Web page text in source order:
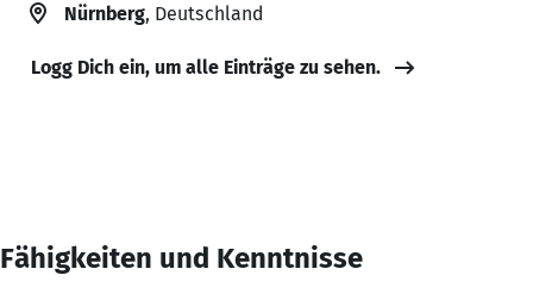
Nürnberg, Deutschland
Logg Dich ein, um alle Einträge zu sehen.
Fähigkeiten und Kenntnisse